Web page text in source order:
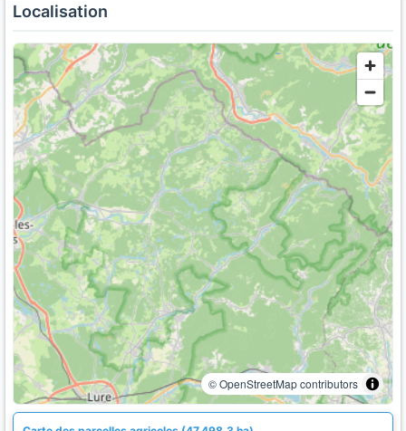
Localisation
© OpenStreetMap contributors